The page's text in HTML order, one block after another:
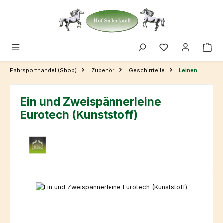
Zum Hauptinhalt springen
Fahrsporthandel (Shop) Zubehör Geschirrteile Leinen
Ein und Zweispännerleine
Eurotech (Kunststoff)
Bildergalerie überspringen